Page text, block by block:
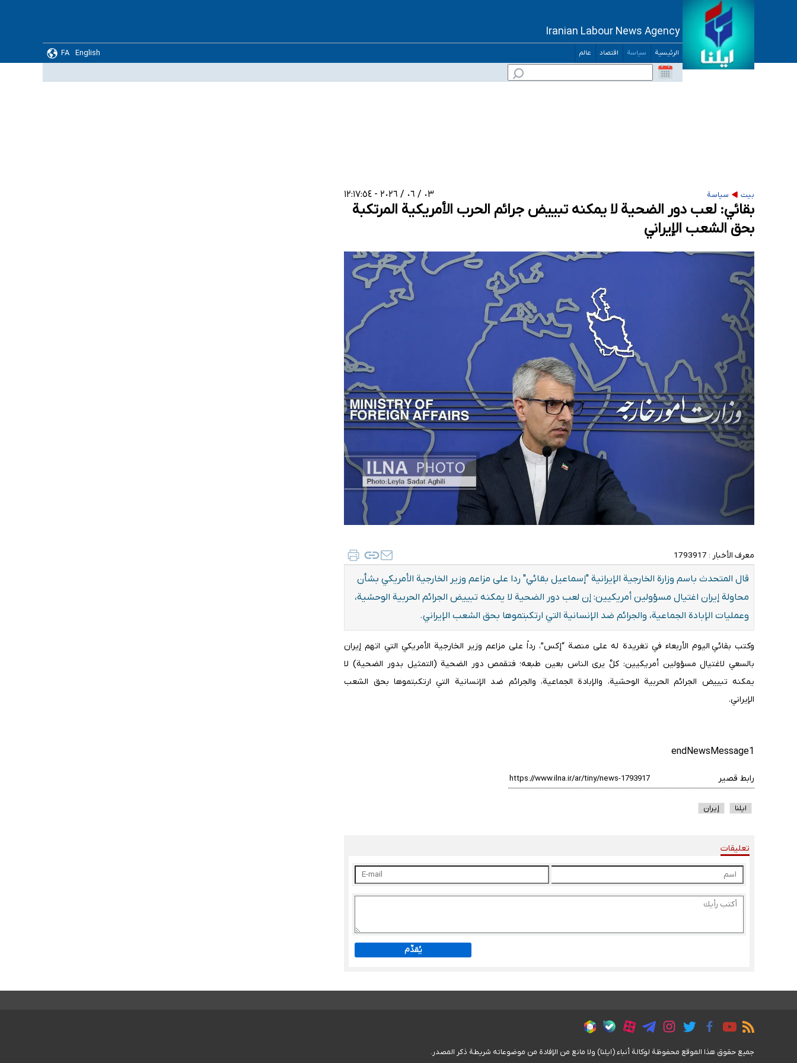
Iranian Labour News Agency
الرئيسية سياسة اقتصاد عالم English
FA
بيت سياسة ٠٣ / ٠٦ / ٢٠٢٦ - ١٢:١٧:٥٤
بقائي: لعب دور الضحية لا يمكنه تبييض جرائم الحرب الأمريكية المرتكبة
بحق الشعب الإيراني
معرف الأخبار : 1793917
قال المتحدث باسم وزارة الخارجية الإيرانية "إسماعيل بقائي" ردا على مزاعم وزير الخارجية الأمريكي بشأن
محاولة إيران اغتيال مسؤولين أمريكيين: إن لعب دور الضحية لا يمكنه تبييض الجرائم الحربية الوحشية،
وعمليات الإبادة الجماعية، والجرائم ضد الإنسانية التي ارتكبتموها بحق الشعب الإيراني.
وكتب بقائي اليوم الأربعاء في تغریدة له على منصة “إكس”، رداً على مزاعم وزير الخارجية الأمريكي التي اتهم إيران
بالسعي لاغتيال مسؤولين أمريكيين: كلٌ يرى الناس بعين طبعه؛ فتقمص دور الضحية (التمثيل بدور الضحية) لا
يمكنه تبييض الجرائم الحربية الوحشية، والإبادة الجماعية، والجرائم ضد الإنسانية التي ارتكبتموها بحق الشعب
الإيراني.
endNewsMessage1
رابط قصير
ایلنا إيران
تعليقات
يُقدِّم
جمیع حقوق هذا الموقع محفوظة لوکالة أنباء (ايلنا) ولا مانع من الإفادة من موضوعاته شریطة ذکر المصدر.